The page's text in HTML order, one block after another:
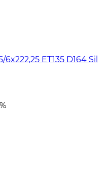
ET135 D164 Sil